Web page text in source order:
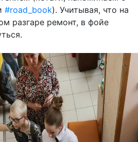
#road_book). Учитывая, что на
разгаре ремонт, в фойе